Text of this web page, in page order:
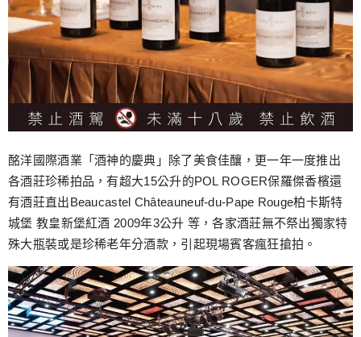
酩洋國際酒業「酒神的慶典」除了美食佳釀，更一年一度推出
各酒莊珍稀拍品，有超大15公升的POL ROGER保羅傑香檳還
有酒莊直出Beaucastel Châteauneuf-du-Pape Rouge柏卡斯特
城堡 教皇新堡紅酒 2009年3公升 等，各家酒莊無不祭出獨家特
殊大瓶裝或是珍稀老年分酒款，引起現場賓客瘋狂搶拍。